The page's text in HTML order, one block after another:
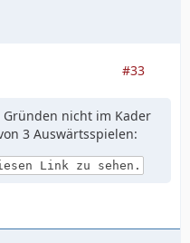
#33
nicht im Kader
3 Auswärtsspielen:
Link zu sehen.